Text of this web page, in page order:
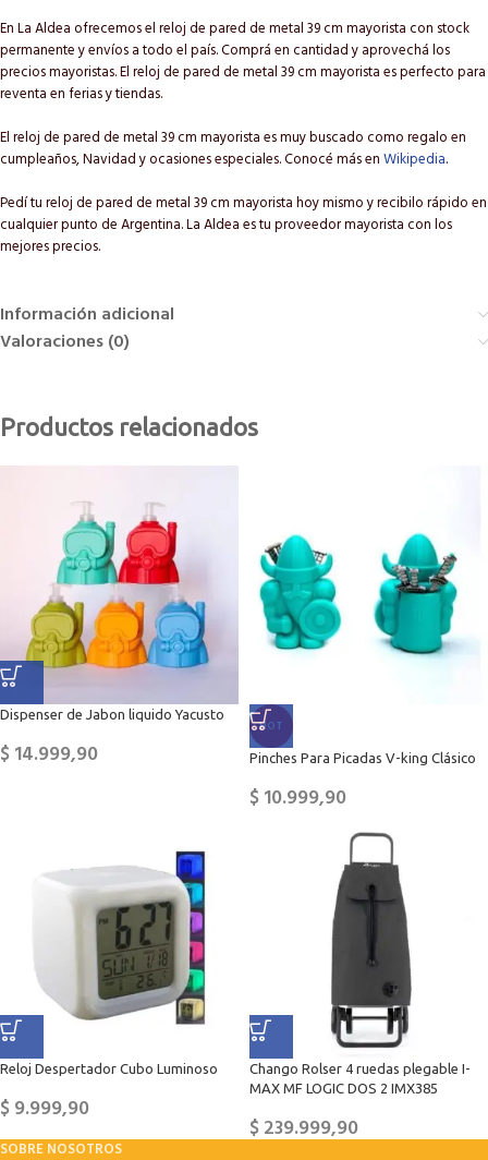
En La Aldea ofrecemos el reloj de pared de metal 39 cm mayorista con stock
permanente y envíos a todo el país. Comprá en cantidad y aprovechá los
precios mayoristas. El reloj de pared de metal 39 cm mayorista es perfecto para
reventa en ferias y tiendas.
El reloj de pared de metal 39 cm mayorista es muy buscado como regalo en
cumpleaños, Navidad y ocasiones especiales. Conocé más enWikipedia.
Pedí tu reloj de pared de metal 39 cm mayorista hoy mismo y recibilo rápido en
cualquier punto de Argentina. La Aldea es tu proveedor mayorista con los
mejores precios.
Información adicional
Valoraciones (0)
Productos relacionados
Dispenser de Jabon liquido Yacusto
$14.999,90
HOT
Pinches Para Picadas V-king Clásico
$10.999,90
Reloj Despertador Cubo Luminoso
$9.999,90
Chango Rolser 4 ruedas plegable I-
MAX MF LOGIC DOS 2 IMX385
$239.999,90
SOBRE NOSOTROS